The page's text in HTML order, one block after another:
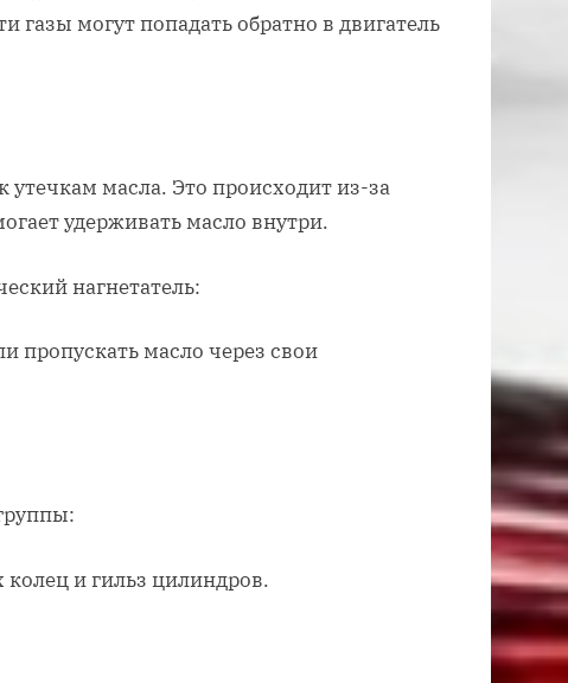
газы могут попадать обратно в двигатель
утечкам масла. Это происходит из-за
удерживать масло внутри.
нагнетатель:
пропускать масло через свои
и гильз цилиндров.